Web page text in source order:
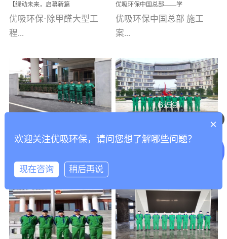
在广州番禺区成功建立产
品线生产基地，工厂拥有
自动化生产设备和成熟的
选择源头源材料、严控产
品质量，我们每一批的生
产产品都经过严格的质检
程序；生产车间为优吸总
部和全国分支机构生产光
触媒、净醛王、祛味剂等
求。资质优势团队优势分
支优势优吸环保是一棵正
茁壮成长的树，只要我们
人人都爱护她、珍惜她、
【绿动未来，启幕新篇
章】优吸环保中标深圳安
居乐寓，超大型工装室内
空气治理项目顺利启航，
优吸环保·除甲醛大型工
程...
案例【深圳安居乐寓】室
内空气治理项目深圳安居
乐寓 深圳市安居乐寓
优吸环保中国总部——学
校施工案例(节选)
优吸环保中国总部 施工
案...
例(学校工装节选)广州南沙
小学(珠江湾校区)项目地
址：广州市南沙区海滨路
禾...
标杆——优吸环保·标杆之
优吸环保·除甲醛工程案
例...
【东莞美豪雅致酒店】室
内空气治理项目东莞美豪
雅致酒店 东莞美豪雅
甲醛项目圆满完成
工程案例名称：香港科技
学广州校区室内空气治
理 工程案例地址：广
州南沙区·香港科技大学(广
×
欢迎关注优吸环保，请问您想了解哪些问题？
现在咨询 稍后再说